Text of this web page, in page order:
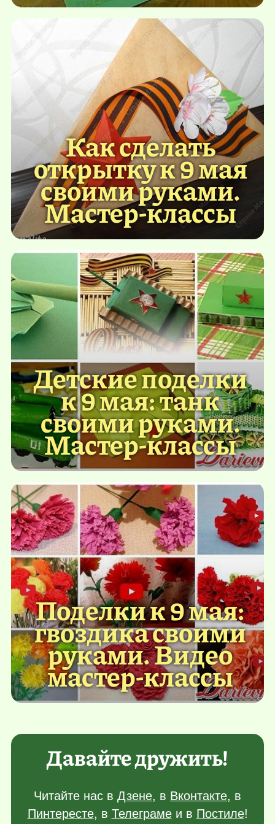
Как сделать
открытку к 9 мая
своими руками.
Мастер-классы
Детские поделки
к 9 мая: танк
своими руками.
Мастер-классы
Поделки к 9 мая:
гвоздика своими
руками. Видео
мастер-классы
Давайте дружить!
Читайте нас в Дзене, в Вконтакте, в
Пинтересте, в Телеграмеи в Постиле!